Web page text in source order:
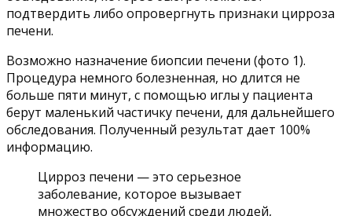
подтвердить либо опровергнуть признаки цирроза
печени.
Возможно назначение биопсии печени (фото 1).
Процедура немного болезненная, но длится не
больше пяти минут, с помощью иглы у пациента
берут маленький частичку печени, для дальнейшего
обследования. Полученный результат дает 100%
информацию.
Цирроз печени — это серьезное
заболевание, которое вызывает
множество обсуждений среди людей,